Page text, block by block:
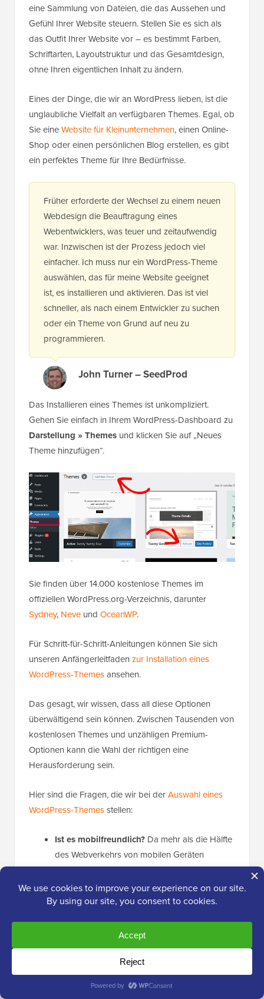
eine Sammlung von Dateien, die das Aussehen und
Gefühl Ihrer Website steuern. Stellen Sie es sich als
das Outfit Ihrer Website vor – es bestimmt Farben,
Schriftarten, Layoutstruktur und das Gesamtdesign,
ohne Ihren eigentlichen Inhalt zu ändern.
Eines der Dinge, die wir an WordPress lieben, ist die
unglaubliche Vielfalt an verfügbaren Themes. Egal, ob
Sie eineWebsite für Kleinunternehmen, einen Online-
Shop oder einen persönlichen Blog erstellen, es gibt
ein perfektes Theme für Ihre Bedürfnisse.
Früher erforderte der Wechsel zu einem neuen
Webdesign die Beauftragung eines
Webentwicklers, was teuer und zeitaufwendig
war. Inzwischen ist der Prozess jedoch viel
einfacher. Ich muss nur ein WordPress-Theme
auswählen, das für meine Website geeignet
ist, es installieren und aktivieren. Das ist viel
schneller, als nach einem Entwickler zu suchen
oder ein Theme von Grund auf neu zu
programmieren.
John Turner – SeedProd
Das Installieren eines Themes ist unkompliziert.
Gehen Sie einfach in Ihrem WordPress-Dashboard zu
Darstellung » Themes und klicken Sie auf „Neues
Theme hinzufügen“.
Sie finden über 14.000 kostenlose Themes im
offiziellen WordPress.org-Verzeichnis, darunter
Sydney, Neve und OceanWP.
Für Schritt-für-Schritt-Anleitungen können Sie sich
unseren Anfängerleitfaden zur Installation eines
WordPress-Themesansehen.
Das gesagt, wir wissen, dass all diese Optionen
überwältigend sein können. Zwischen Tausenden von
kostenlosen Themes und unzähligen Premium-
Optionen kann die Wahl der richtigen eine
Herausforderung sein.
Hier sind die Fragen, die wir bei derAuswahl eines
WordPress-Themesstellen:
Ist es mobilfreundlich? Da mehr als die Hälfte
des Webverkehrs von mobilen Geräten
stammt, muss IhrTheme responsiv seinund
auf allen Bildschirmgrößen gut aussehen.
Lädt es schnell? Ein langsam ladendes Theme
kann Ihre Suchrankings beeinträchtigen und
dazu führen, dass Besucher Ihre Website
verlassen.
Ist es mit wichtigen Plugins kompatibel?Ihr
Theme sollte gut mit den Plugins funktionieren,